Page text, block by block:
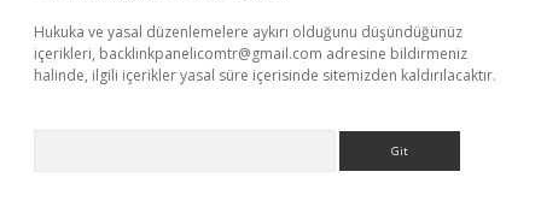
Hukuka ve yasal düzenlemelere aykırı olduğunu düşündüğünüz
içerikleri, backlinkpanelicomtr@gmail.com adresine bildirmeniz
halinde, ilgili içerikler yasal süre içerisinde sitemizden kaldırılacaktır.